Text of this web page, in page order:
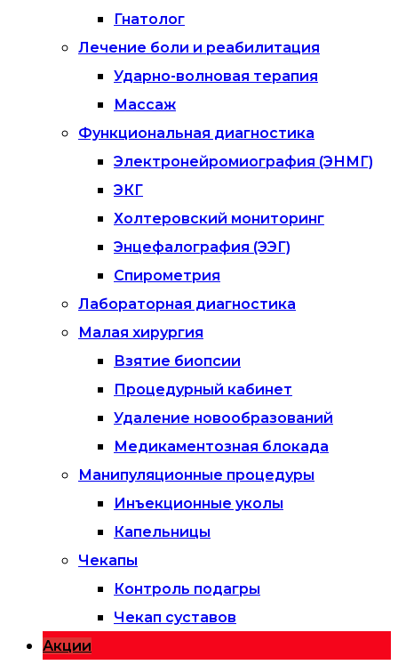
Гнатолог
Лечение боли и реабилитация
Ударно-волновая терапия
Массаж
Функциональная диагностика
Электронейромиография (ЭНМГ)
ЭКГ
Холтеровский мониторинг
Энцефалография (ЭЭГ)
Спирометрия
Лабораторная диагностика
Малая хирургия
Взятие биопсии
Процедурный кабинет
Удаление новообразований
Медикаментозная блокада
Манипуляционные процедуры
Инъекционные уколы
Капельницы
Чекапы
Контроль подагры
Чекап суставов
Акции